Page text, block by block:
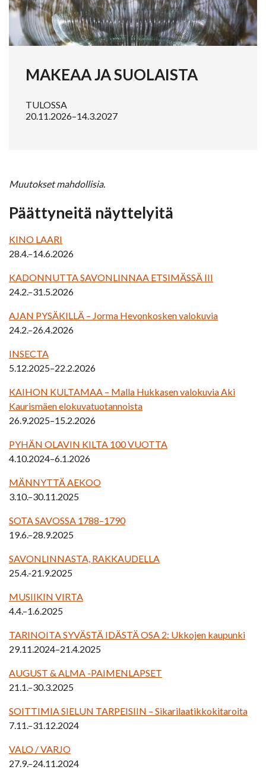
MAKEAA JA SUOLAISTA
TULOSSA
20.11.2026–14.3.2027
Muutokset mahdollisia.
Päättyneitä näyttelyitä
KINO LAARI
28.4.–14.6.2026
KADONNUTTA SAVONLINNAA ETSIMÄSSÄ III
24.2.–31.5.2026
AJAN PYSÄKILLÄ – Jorma Hevonkosken valokuvia
24.2.–26.4.2026
INSECTA
5.12.2025–22.2.2026
KAIHON KULTAMAA – Malla Hukkasen valokuvia Aki
Kaurismäen elokuvatuotannoista
26.9.2025–15.2.2026
PYHÄN OLAVIN KILTA 100 VUOTTA
4.10.2024–6.1.2026
MÄNNYTTÄ AEKOO
3.10.–30.11.2025
SOTA SAVOSSA 1788–1790
19.6.–28.9.2025
SAVONLINNASTA, RAKKAUDELLA
25.4.-21.9.2025
MUSIIKIN VIRTA
4.4.–1.6.2025
TARINOITA SYVÄSTÄ IDÄSTÄ OSA 2: Ukkojen kaupunki
29.11.2024–21.4.2025
AUGUST & ALMA -PAIMENLAPSET
21.1.–30.3.2025
SOITTIMIA SIELUN TARPEISIIN – Sikarilaatikkokitaroita
7.11.–31.12.2024
VALO / VARJO
27.9.–24.11.2024